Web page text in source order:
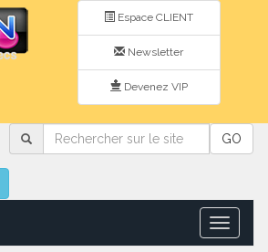
Espace CLIENT
Newsletter
Devenez VIP
sur
GO
Toggle
navigation